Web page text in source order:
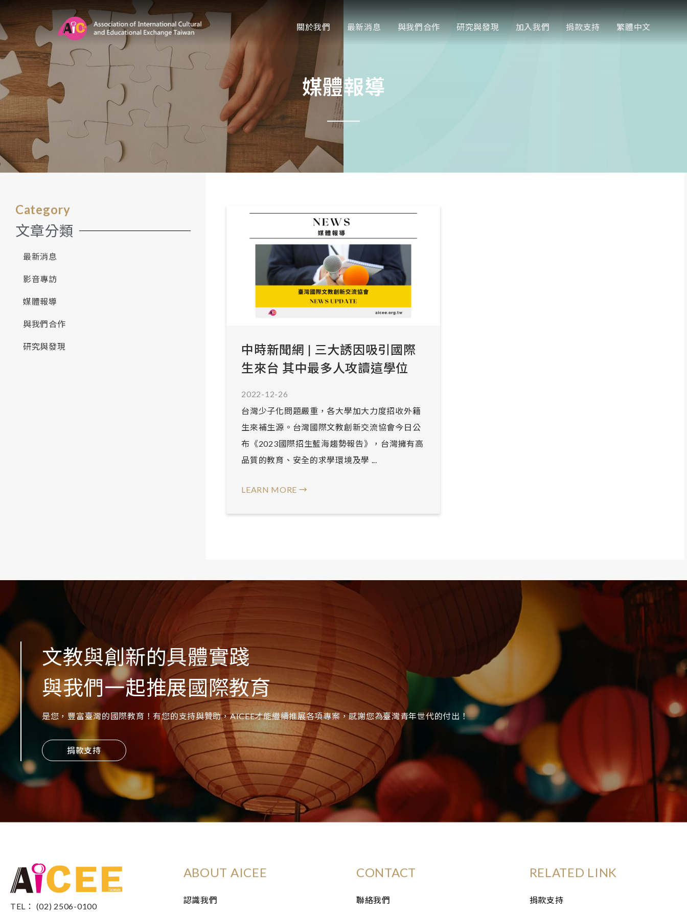
關於我們 最新消息 與我們合作 研究與發現 加入我們 捐款支持 繁體中文
媒體報導
Category
文章分類
最新消息
影音專訪
媒體報導
與我們合作
研究與發現
中時新聞網 | 三大誘因吸引國際
生來台 其中最多人攻讀這學位
2022-12-26
台灣少子化問題嚴重，各大學加大力度招收外籍
生來補生源。台灣國際文教創新交流協會今日公
布《2023國際招生藍海趨勢報告》，台灣擁有高
品質的教育、安全的求學環境及學 ...
LEARN MORE →
文教與創新的具體實踐
與我們一起推展國際教育
是您，豐富臺灣的國際教育！有您的支持與贊助，AICEE才能繼續推展各項專案，感謝您為臺灣青年世代的付出！
捐款支持
TEL： (02) 2506-0100
ABOUT AICEE
認識我們
CONTACT
聯絡我們
RELATED LINK
捐款支持